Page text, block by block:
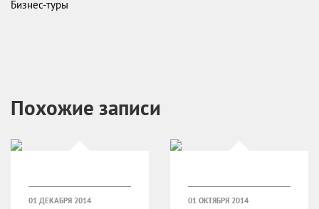
Бизнес-туры
Похожие записи
01 ДЕКАБРЯ 2014 01 ОКТЯБРЯ 2014